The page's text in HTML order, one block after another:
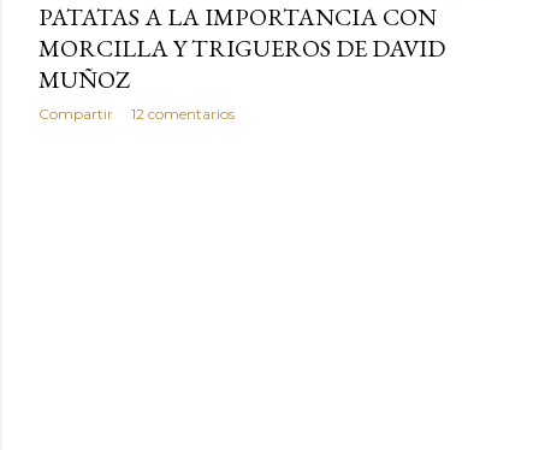
PATATAS A LA IMPORTANCIA CON
MORCILLA Y TRIGUEROS DE DAVID
MUÑOZ
Compartir 12 comentarios